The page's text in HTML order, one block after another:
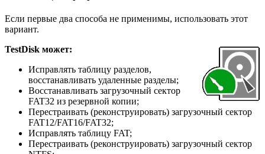
Если первые два способа не применимы, использовать этот
вариант.
TestDisk может:
Исправлять таблицу разделов,
восстанавливать удаленные разделы;
Восстанавливать загрузочный сектор
FAT32 из резервной копии;
Перестраивать (реконструировать) загрузочный сектор
FAT12/FAT16/FAT32;
Исправлять таблицу FAT;
Перестраивать (реконструировать) загрузочный сектор